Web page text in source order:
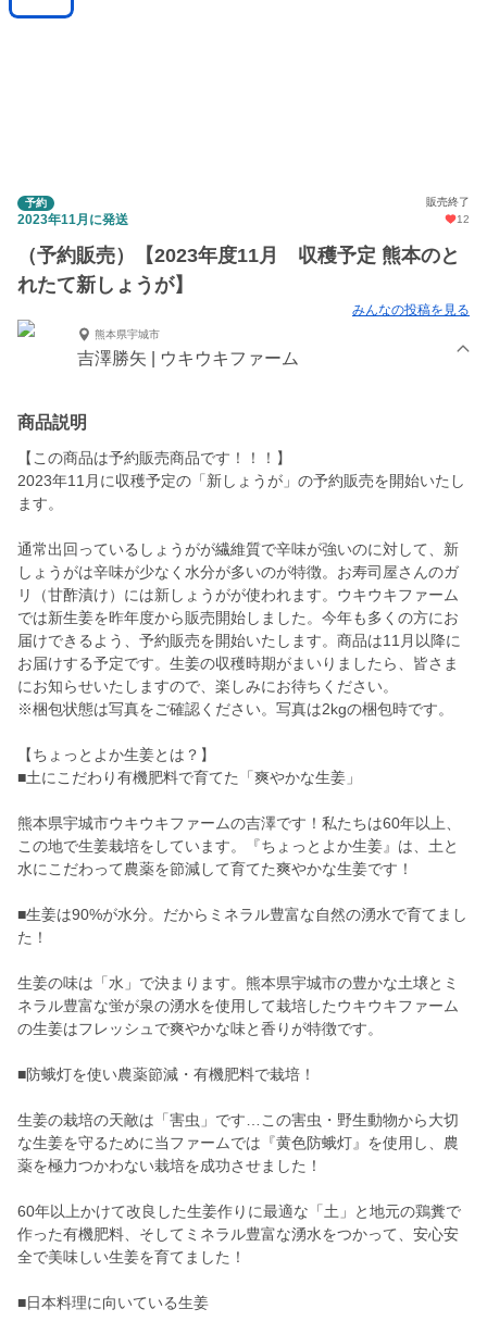
予約 販売終了
2023年11月に発送 12
（予約販売）【2023年度11月 収穫予定 熊本のと
れたて新しょうが】
みんなの投稿を見る
熊本県宇城市
吉澤勝矢 | ウキウキファーム
商品説明
【この商品は予約販売商品です！！！】
2023年11月に収穫予定の「新しょうが」の予約販売を開始いたし
ます。
通常出回っているしょうがが繊維質で辛味が強いのに対して、新
しょうがは辛味が少なく水分が多いのが特徴。お寿司屋さんのガ
リ（甘酢漬け）には新しょうがが使われます。ウキウキファーム
では新生姜を昨年度から販売開始しました。今年も多くの方にお
届けできるよう、予約販売を開始いたします。商品は11月以降に
お届けする予定です。生姜の収穫時期がまいりましたら、皆さま
にお知らせいたしますので、楽しみにお待ちください。
※梱包状態は写真をご確認ください。写真は2kgの梱包時です。
【ちょっとよか生姜とは？】
■土にこだわり有機肥料で育てた「爽やかな生姜」
熊本県宇城市ウキウキファームの吉澤です！私たちは60年以上、
この地で生姜栽培をしています。『ちょっとよか生姜』は、土と
水にこだわって農薬を節減して育てた爽やかな生姜です！
■生姜は90%が水分。だからミネラル豊富な自然の湧水で育てまし
た！
生姜の味は「水」で決まります。熊本県宇城市の豊かな土壌とミ
ネラル豊富な蛍が泉の湧水を使用して栽培したウキウキファーム
の生姜はフレッシュで爽やかな味と香りが特徴です。
■防蛾灯を使い農薬節減・有機肥料で栽培！
生姜の栽培の天敵は「害虫」です…この害虫・野生動物から大切
な生姜を守るために当ファームでは『黄色防蛾灯』を使用し、農
薬を極力つかわない栽培を成功させました！
60年以上かけて改良した生姜作りに最適な「土」と地元の鶏糞で
作った有機肥料、そしてミネラル豊富な湧水をつかって、安心安
全で美味しい生姜を育てました！
■日本料理に向いている生姜